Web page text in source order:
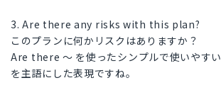
3. Are there any risks with this plan?
このプランに何かリスクはありますか？
Are there ～ を使ったシンプルで使いやす
を主語にした表現ですね。